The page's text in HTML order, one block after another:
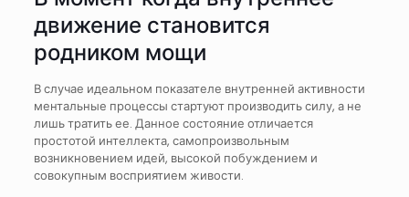
движение становится
родником мощи
В случае идеальном показателе внутренней активности
ментальные процессы стартуют производить силу, а не
лишь тратить ее. Данное состояние отличается
простотой интеллекта, самопроизвольным
возникновением идей, высокой побуждением и
совокупным восприятием живости.